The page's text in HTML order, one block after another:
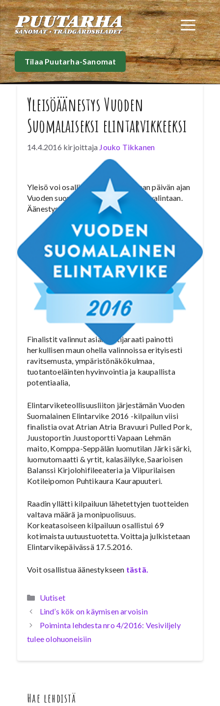
Siirry
sisältöön
Tilaa Puutarha-Sanomat
Yleisöäänestys Vuoden
Suomalaiseksi elintarvikkeeksi
14.4.2016 kirjoittaja Jouko Tikkanen
Yleisö voi osallistua vielä muutaman päivän ajan
Vuoden suomalaisen elintarvikkeen valintaan.
Äänestys sulkeutuu 17.4.
Finalistit valinnut asiantuntijaraati painotti
herkullisen maun ohella valinnoissa erityisesti
ravitsemusta, ympäristönäkökulmaa,
tuotantoeläinten hyvinvointia ja kaupallista
potentiaalia,
Elintarviketeollisuusliiton järjestämän Vuoden
Suomalainen Elintarvike 2016 -kilpailun viisi
finalistia ovat Atrian Atria Bravuuri Pulled Pork,
Juustoportin Juustoportti Vapaan Lehmän
maito, Komppa-Seppälän luomutilan Järki särki,
luomutomaatti & yrtit, kalasäilyke, Saarioisen
Balanssi Kirjolohifileeateria ja Viipurilaisen
Kotileipomon Puhtikaura Kaurapuuteri.
Raadin yllätti kilpailuun lähetettyjen tuotteiden
valtava määrä ja monipuolisuus.
Korkeatasoiseen kilpailuun osallistui 69
kotimaista uutuustuotetta. Voittaja julkistetaan
Elintarvikepäivässä 17.5.2016.
Voit osallistua äänestykseen tästä.
Kategoriat
Uutiset
Lind’s kök on käymisen arvoisin
Poiminta lehdesta nro 4/2016: Vesiviljely
tulee olohuoneisiin
Hae lehdistä